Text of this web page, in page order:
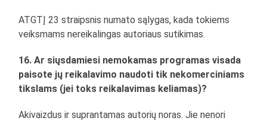
ATGTĮ 23 straipsnis numato sąlygas, kada tokiems
veiksmams nereikalingas autoriaus sutikimas.
16. Ar siųsdamiesi nemokamas programas visada
paisote jų reikalavimo naudoti tik nekomerciniams
tikslams (jei toks reikalavimas keliamas)?
Akivaizdus ir suprantamas autorių noras. Jie nenori